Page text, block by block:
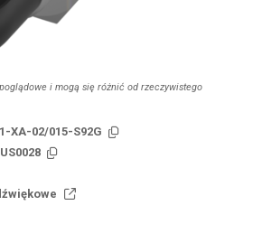
i mogą się różnić od rzeczywistego
XA-02/015-S92G